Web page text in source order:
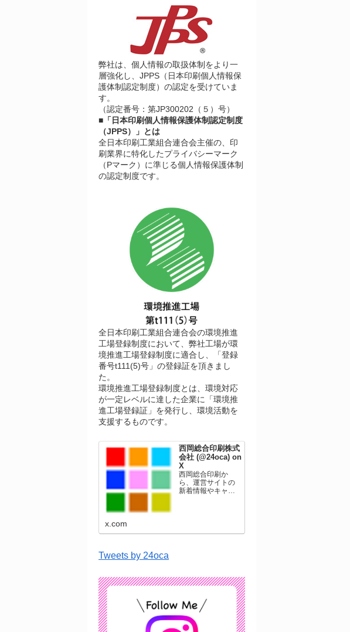
弊社は、個人情報の取扱体制をより一
層強化し、JPPS（日本印刷個人情報保
護体制認定制度）の認定を受けていま
す。
（認定番号：第JP300202（５）号）
■「日本印刷個人情報保護体制認定制度
（JPPS）」とは
全日本印刷工業組合連合会主催の、印
刷業界に特化したプライバシーマーク
（Pマーク）に準じる個人情報保護体制
の認定制度です。
全日本印刷工業組合連合会の環境推進
工場登録制度において、弊社工場が環
境推進工場登録制度に適合し、「登録
番号t111(5)号」の登録証を頂きまし
た。
環境推進工場登録制度とは、環境対応
が一定レベルに達した企業に「環境推
進工場登録証」を発行し、環境活動を
支援するものです。
西岡総合印刷株式
会社 (@24oca) on
X
西岡総合印刷か
ら、運営サイトの
新着情報やキャン
ています。
x.com
Tweets by 24oca